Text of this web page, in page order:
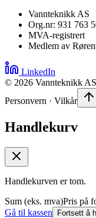
Vannteknikk AS
Org.nr: 931 763
MVA-registrert
Medlem av
LinkedIn
© 2026 Vannteknikk
Personvern · Vilkår
Handlekurv
Handlekurven er tom.
Sum (eks. mva)Pris på
Gå til kassen
Fortsett å